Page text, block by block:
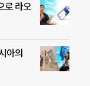
로 라오
아의